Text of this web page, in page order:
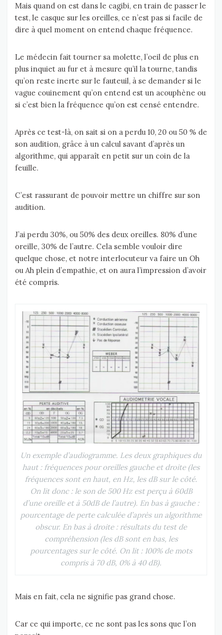
Mais quand on est dans le cagibi, en train de passer le
test, le casque sur les oreilles, ce n’est pas si facile de
dire à quel moment on entend chaque fréquence.
Le médecin fait tourner sa molette, l’oeil de plus en
plus inquiet au fur et à mesure qu’il la tourne, tandis
qu’on reste inerte sur le fauteuil, à se demander si le
vague couinement qu’on entend est un acouphène ou
si c’est bien la fréquence qu’on est censé entendre.
Après ce test-là, on sait si on a perdu 10, 20 ou 50 % de
son audition, grâce à un calcul savant d’après un
algorithme, qui apparaît en petit sur un coin de la
feuille.
C’est rassurant de pouvoir mettre un chiffre sur son
audition.
J’ai perdu 30%, ou 50% des deux oreilles. 80% d’une
oreille, 30% de l’autre. Cela semble vouloir dire
quelque chose, et notre interlocuteur va faire un Oh
ou Ah plein d’empathie, et on aura l’impression d’avoir
été compris.
Un exemple d’audiogramme. Les deux graphiques du
haut : fréquences pour oreilles gauche et droite (les
fréquences sont en haut, en Hz, les dB sur le côté.
On lit donc : le son de 500 Hz est perçu à 60dB
d’une oreille et à 50dB de l’autre). En bas à gauche :
pourcentage de perte calculée d’après un algorithme
obscur. En bas à droite : résultats du test de
compréhension (les dB sont en bas, les
pourcentages sur le côté. On lit : 100% de mots
compris à 70 dB, 0% à 40 dB).
Mais en fait, cela ne signifie pas grand chose.
Car ce qui importe, ce ne sont pas les sons que l’on